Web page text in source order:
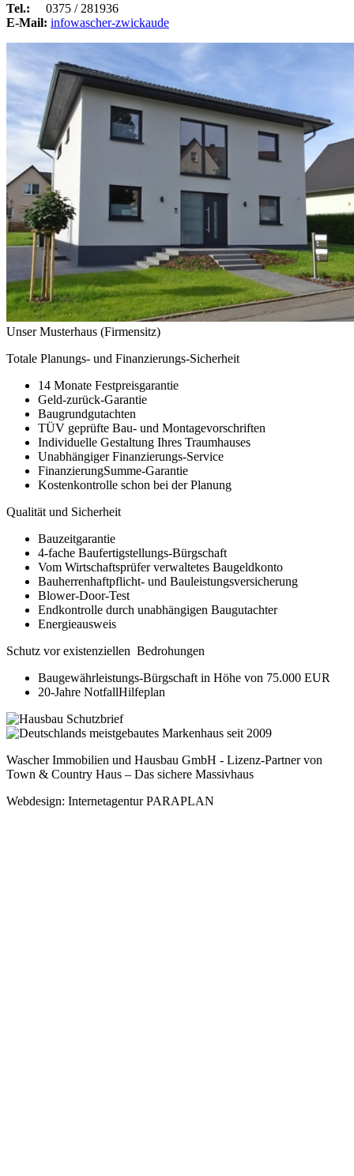
Tel.: 0375 / 281936
E-Mail: infowascher-zwickaude
Unser Musterhaus (Firmensitz)
Totale Planungs- und Finanzierungs-Sicherheit
14 Monate Festpreisgarantie
Geld-zurück-Garantie
Baugrundgutachten
TÜV geprüfte Bau- und Montagevorschriften
Individuelle Gestaltung Ihres Traumhauses
Unabhängiger Finanzierungs-Service
FinanzierungSumme-Garantie
Kostenkontrolle schon bei der Planung
Qualität und Sicherheit
Bauzeitgarantie
4-fache Baufertigstellungs-Bürgschaft
Vom Wirtschaftsprüfer verwaltetes Baugeldkonto
Bauherrenhaftpflicht- und Bauleistungsversicherung
Blower-Door-Test
Endkontrolle durch unabhängigen Baugutachter
Energieausweis
Schutz vor existenziellen Bedrohungen
Baugewährleistungs-Bürgschaft in Höhe von 75.000 EUR
20-Jahre NotfallHilfeplan
Wascher Immobilien und Hausbau GmbH - Lizenz-Partner von
Town & Country Haus – Das sichere Massivhaus
Webdesign: Internetagentur PARAPLAN